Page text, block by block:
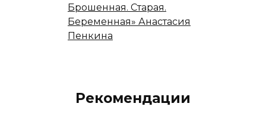
Брошенная. Старая.
Беременная» Анастасия
Пенкина
Рекомендации